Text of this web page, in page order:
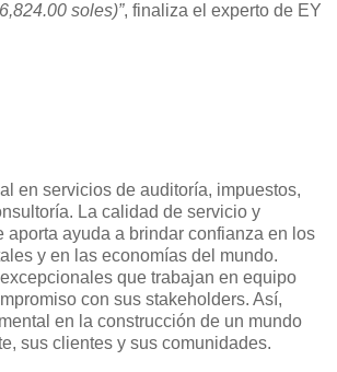
soles)”, finaliza el experto de EY
en servicios de auditoría, impuestos,
La calidad de servicio y
aporta ayuda a brindar confianza en los
y en las economías del mundo.
que trabajan en equipo
con sus stakeholders. Así,
en la construcción de un mundo
sus clientes y sus comunidades.